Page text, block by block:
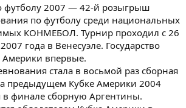
футболу 2007 — 42-й розыгрыш
по футболу среди национальных
КОНМЕБОЛ. Турнир проходил с 26
года в Венесуэле. Государство
впервые.
стала в восьмой раз сборная
предыдущем Кубке Америки 2004
в финале сборную Аргентины.